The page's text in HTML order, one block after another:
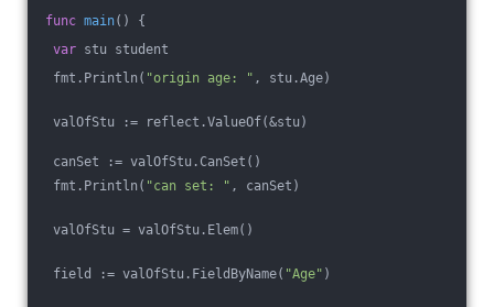
func main()
{
var stu student
fmt.Println( "origin age: " , stu.Age)
valOfStu := reflect.ValueOf(&stu)
canSet := valOfStu.CanSet()
fmt.Println( "can set: " , canSet)
valOfStu = valOfStu.Elem()
field := valOfStu.FieldByName( "Age" )